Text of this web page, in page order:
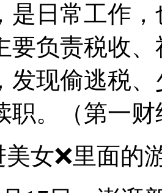
是日常工作
要负责税收
发现偷逃税
职。（第一财
美女❌里